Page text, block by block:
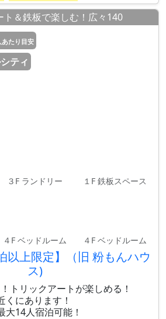
ト＆鉄板で楽しむ！広々140
あたり目安
ティ
３F ランドリー １F 鉄板スペース
４F ベッドルーム ４F ベッドルーム
以上限定】（旧 粉もんハウ
ス)
トリックアートが楽しめる！
くにあります！
大14人宿泊可能！